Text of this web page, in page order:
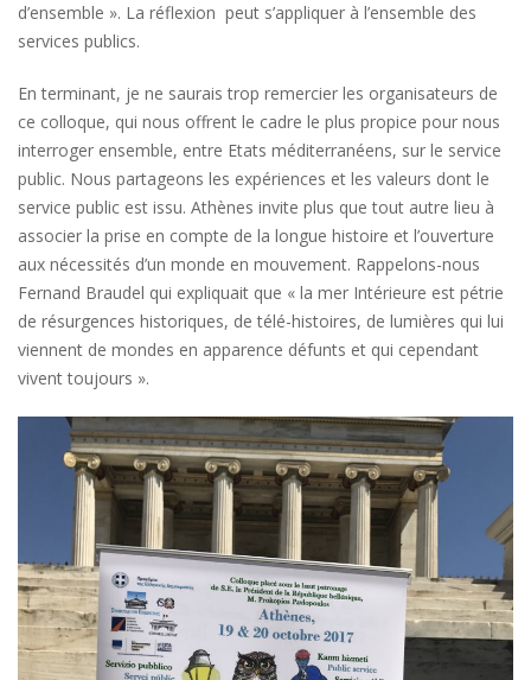
d’ensemble ». La réflexion peut s’appliquer à l’ensemble des
services publics.
En terminant, je ne saurais trop remercier les organisateurs de
ce colloque, qui nous offrent le cadre le plus propice pour nous
interroger ensemble, entre Etats méditerranéens, sur le service
public. Nous partageons les expériences et les valeurs dont le
service public est issu. Athènes invite plus que tout autre lieu à
associer la prise en compte de la longue histoire et l’ouverture
aux nécessités d’un monde en mouvement. Rappelons-nous
Fernand Braudel qui expliquait que « la mer Intérieure est pétrie
de résurgences historiques, de télé-histoires, de lumières qui lui
viennent de mondes en apparence défunts et qui cependant
vivent toujours ».